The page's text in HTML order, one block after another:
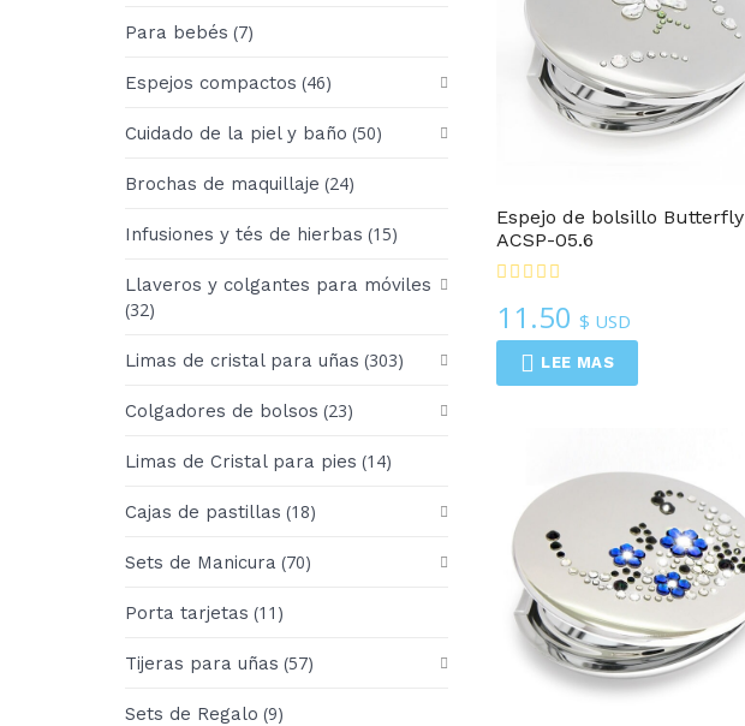
Para bebés (7)
Espejos compactos (46)
Cuidado de la piel y baño (50)
Brochas de maquillaje (24)
Infusiones y tés de hierbas (15)
Llaveros y colgantes para móviles
(32)
Limas de cristal para uñas (303)
Colgadores de bolsos (23)
Limas de Cristal para pies (14)
Cajas de pastillas (18)
Sets de Manicura (70)
Porta tarjetas (11)
Tijeras para uñas (57)
Sets de Regalo (9)
Espejo de bolsillo Butterfly
ACSP-05.6
11.50 $ USD
LEE MAS
Espejos Compactos